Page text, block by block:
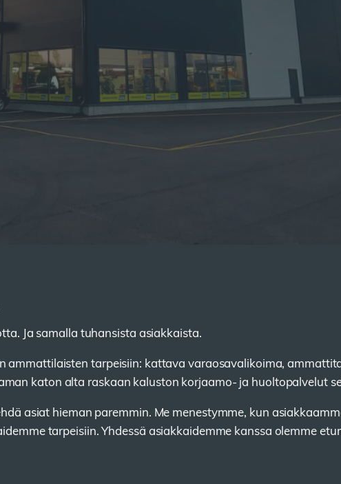
Ja samalla tuhansista asiakkaista.
ammattilaisten tarpeisiin: kattava varaosavalikoima,
katon alta raskaan kaluston korjaamo- ja huoltopalvelut
asiat hieman paremmin. Me menestymme, kun
tarpeisiin. Yhdessä asiakkaidemme kanssa olemme